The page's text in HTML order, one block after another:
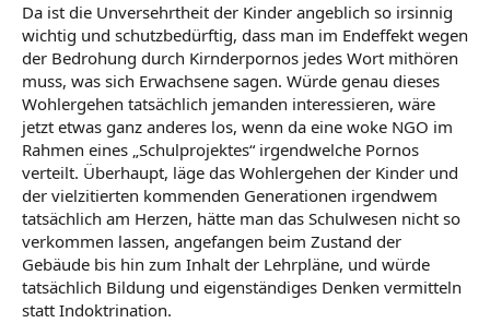
Da ist die Unversehrtheit der Kinder angeblich so irsinnig
wichtig und schutzbedürftig, dass man im Endeffekt wegen
der Bedrohung durch Kirnderpornos jedes Wort mithören
muss, was sich Erwachsene sagen. Würde genau dieses
Wohlergehen tatsächlich jemanden interessieren, wäre
jetzt etwas ganz anderes los, wenn da eine woke NGO im
Rahmen eines „Schulprojektes“ irgendwelche Pornos
verteilt. Überhaupt, läge das Wohlergehen der Kinder und
der vielzitierten kommenden Generationen irgendwem
tatsächlich am Herzen, hätte man das Schulwesen nicht so
verkommen lassen, angefangen beim Zustand der
Gebäude bis hin zum Inhalt der Lehrpläne, und würde
tatsächlich Bildung und eigenständiges Denken vermitteln
statt Indoktrination.